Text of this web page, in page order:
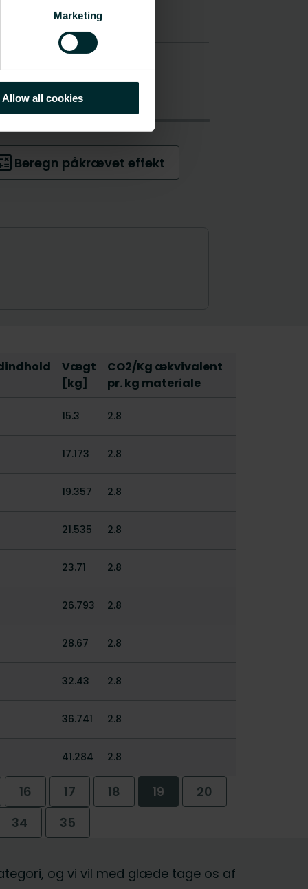
Marketing
Allow all cookies
Vægt
[kg]
CO2/Kg ækvivalent
pr. kg materiale
15.3 2.8
17.173 2.8
19.357 2.8
21.535 2.8
23.71 2.8
26.793 2.8
28.67 2.8
32.43 2.8
36.741 2.8
41.284 2.8
16 17 18 19
20
34 35
og vi vil med glæde tage os af